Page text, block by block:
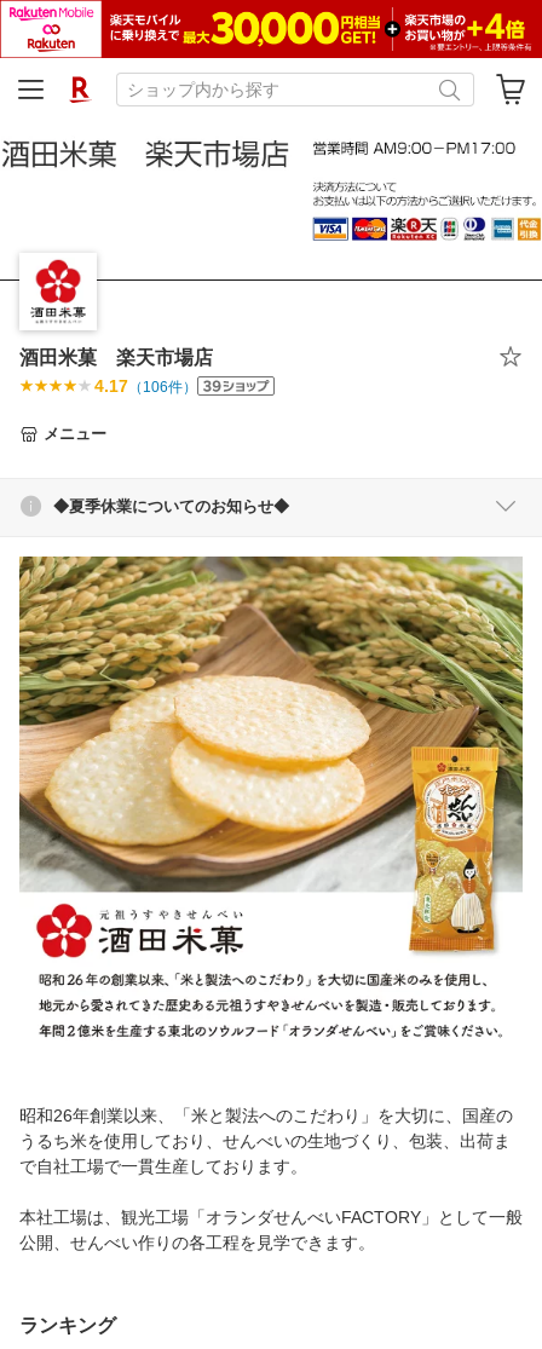
酒田米菓 楽天市場店
4.17 （ 106件）
メニュー
◆夏季休業についてのお知らせ◆
昭和26年創業以来、「米と製法へのこだわり」を大切に、国産の
うるち米を使用しており、せんべいの生地づくり、包装、出荷ま
で自社工場で一貫生産しております。
本社工場は、観光工場「オランダせんべいFACTORY」として一般
公開、せんべい作りの各工程を見学できます。
ランキング